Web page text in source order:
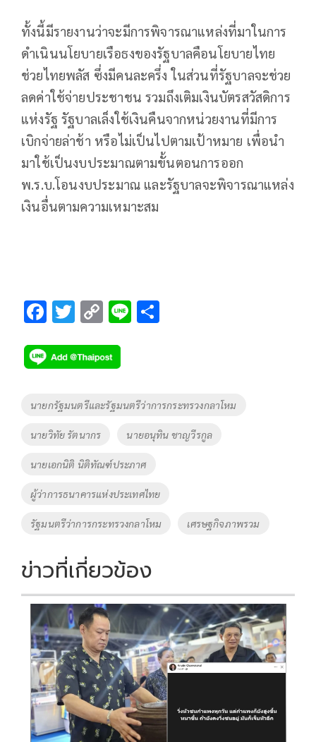
ทั้งนี้มีรายงานว่าจะมีการพิจารณาแหล่งที่มาในการ
ดำเนินนโยบายเรือธงของรัฐบาลคือนโยบายไทย
ช่วยไทยพลัส ซึ่งมีคนละครึ่ง ในส่วนที่รัฐบาลจะช่วย
ลดค่าใช้จ่ายประชาชน รวมถึงเติมเงินบัตรสวัสดิการ
แห่งรัฐ รัฐบาลเล็งใช้เงินคืนจากหน่วยงานที่มีการ
เบิกจ่ายล่าช้า หรือไม่เป็นไปตามเป้าหมาย เพื่อนำ
มาใช้เป็นงบประมาณตามขั้นตอนการออก
พ.ร.บ.โอนงบประมาณ และรัฐบาลจะพิจารณาแหล่ง
เงินอื่นตามความเหมาะสม
F
e
b
o
o
k
T
tt
er
C
p
y
Li
Li
Tags
นายกรัฐมนตรีและรัฐมนตรีว่าการกระทรวงกลาโหม
นายวิทัย รัตนากร นายอนุทิน ชาญวีรกูล
นายเอกนิติ นิติทัณฑ์ประภาศ
ผู้ว่าการธนาคารแห่งประเทศไทย
รัฐมนตรีว่าการกระทรวงกลาโหม เศรษฐกิจภาพรวม
ข่าวที่เกี่ยวข้อง